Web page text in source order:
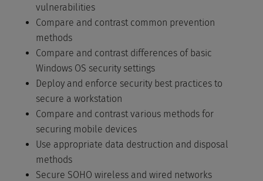
vulnerabilities
Compare and contrast common prevention
methods
Compare and contrast differences of basic
Windows OS security settings
Deploy and enforce security best practices to
secure a workstation
Compare and contrast various methods for
securing mobile devices
Use appropriate data destruction and disposal
methods
Secure SOHO wireless and wired networks